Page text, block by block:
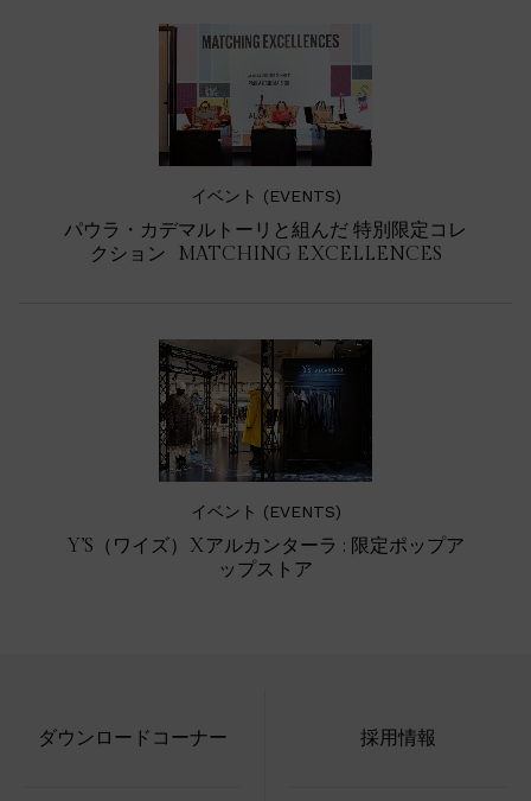
イベント (EVENTS)
パウラ・カデマルトーリと組んだ 特別限定コレ
クション MATCHING EXCELLENCES
イベント (EVENTS)
Y’S（ワイズ）Xアルカンターラ : 限定ポップア
ップストア
ダウンロードコーナー 採用情報